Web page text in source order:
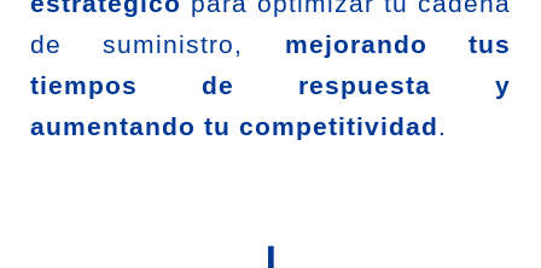
de suministro, mejorando tus
tiempos de respuesta y
aumentando tu competitividad.